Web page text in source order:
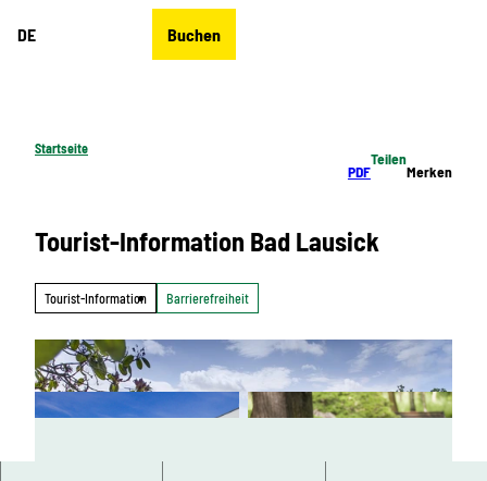
DE Buchen
Startseite
PDF
Teilen
Merken
Tourist-Information Bad Lausick
Tourist-Information Barrierefreiheit